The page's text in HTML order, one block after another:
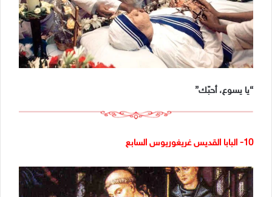
“يا يسوع، أحبّك”
10- البابا القديس غريغوريوس السابع